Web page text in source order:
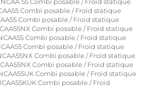
NCAA 55 Combi posable / Froid statique
Combi posable / Froid statique
Combi posable / Froid statique
Combi posable / Froid statique
Combi posable / Froid statique
Combi posable / Froid statique
Combi posable / Froid statique
Combi posable / Froid statique
Combi posable / Froid statique
Combi posable / Froid